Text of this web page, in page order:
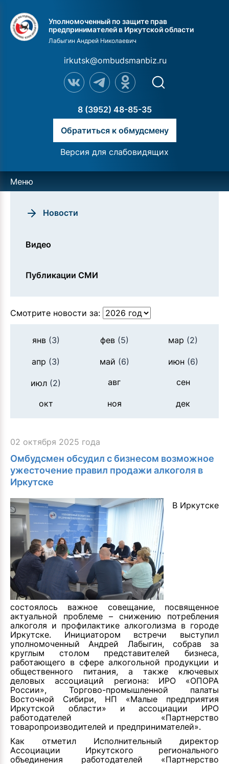
Уполномоченный по защите прав
предпринимателей в Иркутской области
Лабыгин Андрей Николаевич
irkutsk@ombudsmanbiz.ru
8 (3952) 48-85-35
Обратиться к обмудсмену
Версия для слабовидящих
Меню
Новости
Видео
Публикации СМИ
Смотрите новости за:
янв(3) фев(5) мар (2)
апр (3) май (6) июн (6)
июл (2) авг сен
окт ноя дек
02 октября 2025 года
Омбудсмен обсудил с бизнесом возможное
ужесточение правил продажи алкоголя в
Иркутске
В Иркутске
состоялось важное совещание, посвященное
актуальной проблеме – снижению потребления
алкоголя и профилактике алкоголизма в городе
Иркутске. Инициатором встречи выступил
уполномоченный Андрей Лабыгин, собрав за
круглым столом представителей бизнеса,
работающего в сфере алкогольной продукции и
общественного питания, а также ключевых
деловых ассоциаций региона: ИРО «ОПОРА
России», Торгово-промышленной палаты
Восточной Сибири, НП «Малые предприятия
Иркутской области» и ассоциации ИРО
работодателей «Партнерство
товаропроизводителей и предпринимателей».
Как отметил Исполнительный директор
Ассоциации Иркутского регионального
объединения работодателей «Партнерство